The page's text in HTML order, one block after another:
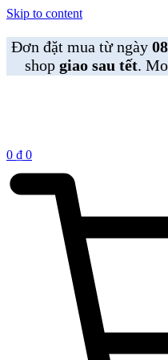
Skip to content
Đơn đặt mua từ ngày
shop giao sau tết.
0 ₫ 0